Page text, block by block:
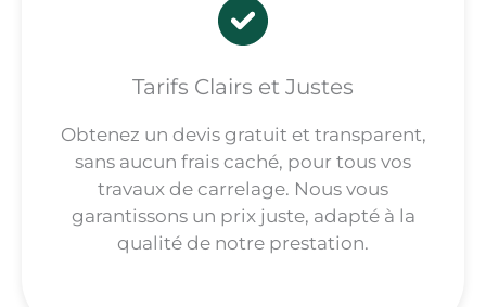
Tarifs Clairs et Justes
Obtenez un devis gratuit et transparent,
sans aucun frais caché, pour tous vos
travaux de carrelage. Nous vous
garantissons un prix juste, adapté à la
qualité de notre prestation.